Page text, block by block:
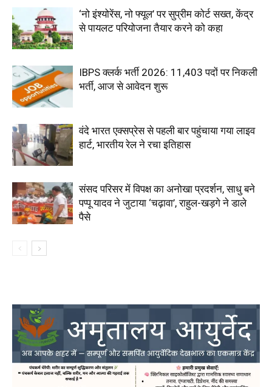
‘नो इंश्योरेंस, नो फ्यूल’ पर सुप्रीम कोर्ट सख्त, केंद्र
से पायलट परियोजना तैयार करने को कहा
IBPS क्लर्क भर्ती 2026: 11,403 पदों पर निकली
भर्ती, आज से आवेदन शुरू
वंदे भारत एक्सप्रेस से पहली बार पहुंचाया गया लाइव
हार्ट, भारतीय रेल ने रचा इतिहास
संसद परिसर में विपक्ष का अनोखा प्रदर्शन, साधु बने
पप्पू यादव ने जुटाया ‘चढ़ावा’, राहुल-खड़गे ने डाले
पैसे